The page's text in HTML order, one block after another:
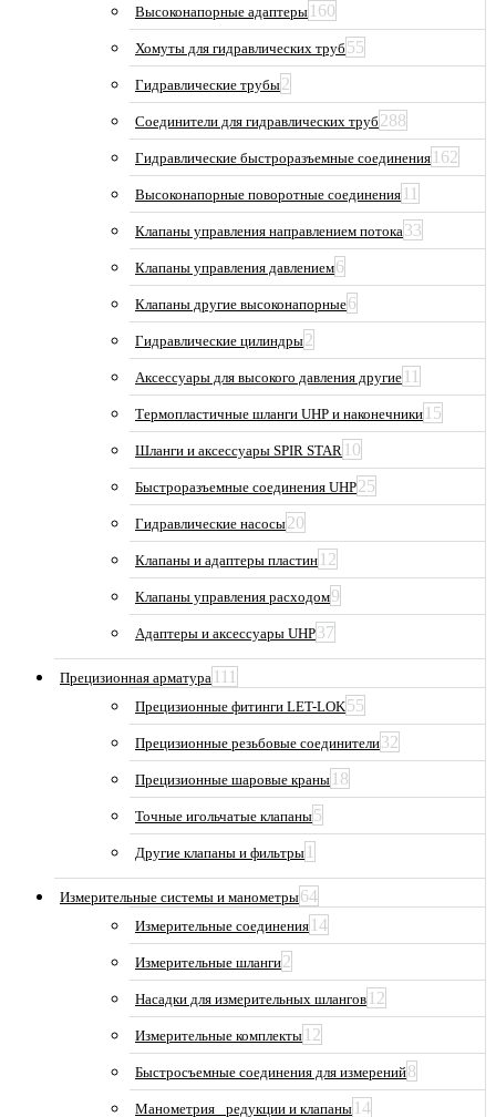
Высоконапорные адаптеры 160
Хомуты для гидравлических труб 55
Гидравлические трубы2
Соединители для гидравлических труб 288
Гидравлические быстроразъемные соединения 162
Высоконапорные поворотные соединения 11
Клапаны управления направлением потока33
Клапаны управления давлением6
Клапаны другие высоконапорные6
Гидравлические цилиндры2
Аксессуары для высокого давления другие 11
Термопластичные шланги UHP и наконечники 15
Шланги и аксессуары SPIR STAR 10
Быстроразъемные соединения UHP25
Гидравлические насосы20
Клапаны и адаптеры пластин 12
Клапаны управления расходом9
Адаптеры и аксессуары UHP37
Прецизионная арматура 111
Прецизионные фитинги LET-LOK55
Прецизионные резьбовые соединители32
Прецизионные шаровые краны 18
Точные игольчатые клапаны5
Другие клапаны и фильтры 1
Измерительные системы и манометры64
Измерительные соединения 14
Измерительные шланги2
Насадки для измерительных шлангов 12
Измерительные комплекты 12
Быстросъемные соединения для измерений8
Манометрия_ редукции и клапаны 14